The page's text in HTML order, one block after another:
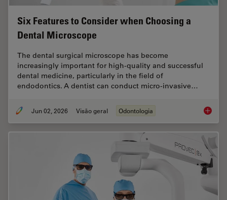
Six Features to Consider when Choosing a
Dental Microscope
The dental surgical microscope has become
increasingly important for high-quality and successful
dental medicine, particularly in the field of
endodontics. A dentist can conduct micro-invasive…
Jun 02, 2026 Visão geral Odontologia Six